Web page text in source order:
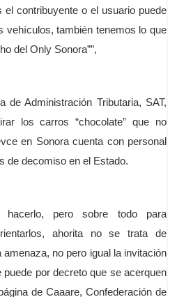
el contribuyente o el usuario puede
vehículos, también tenemos lo que
del Only Sonora””,
Administración Tributaria, SAT,
los carros “chocolate” que no
en Sonora cuenta con personal
de decomiso en el Estado.
hacerlo, pero sobre todo para
ahorita no se trata de
no pero igual la invitación
por decreto que se acerquen
de Caaare, Confederación de